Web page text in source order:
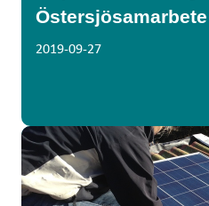
Östersjösamarbete
2019-09-27